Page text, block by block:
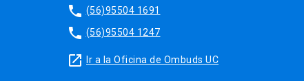
phone (56)95504 1691
phone (56)95504 1247
launch Ir a la Oficina de Ombuds UC